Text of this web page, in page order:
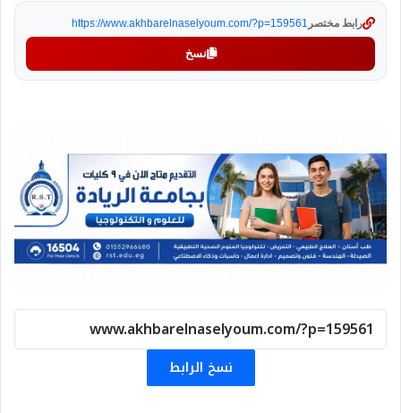
رابط مختصر https://www.akhbarelnaselyoum.com/?p=159561
نسخ
نسخ الرابط